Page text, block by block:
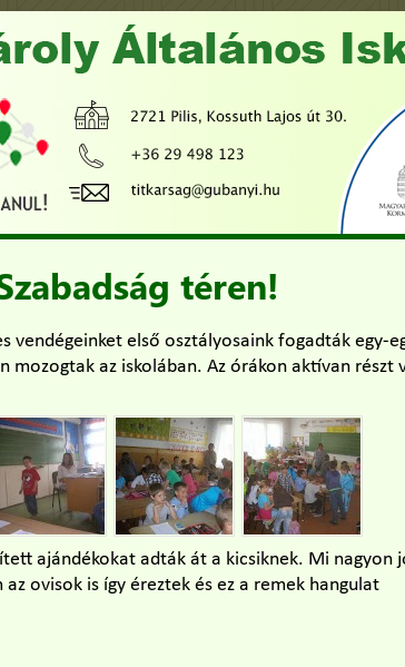
téren!
vendégeinket első osztályosaink fogadták egy-
az iskolában. Az órákon aktívan részt
ajándékokat adták át a kicsiknek. Mi nagyon
ovisok is így éreztek és ez a remek hangulat